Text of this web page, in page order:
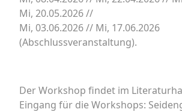
Mi, 20.05.2026 //
Mi, 03.06.2026 // Mi, 17.06.2026
(Abschlussveranstaltung).
Der Workshop findet im
Eingang für die Workshops: